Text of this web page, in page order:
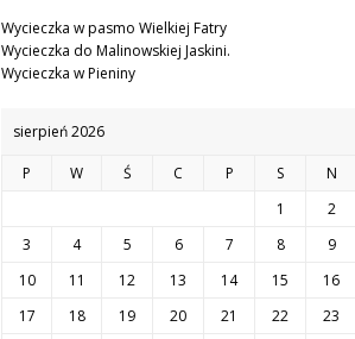
Wycieczka w pasmo Wielkiej Fatry
Wycieczka do Malinowskiej Jaskini.
Wycieczka w Pieniny
sierpień 2026
P W Ś C P S
N
1
2
3
4 5 6 7 8
9
10
11 12 13 14 15
16
17
18 19 20 21 22
23